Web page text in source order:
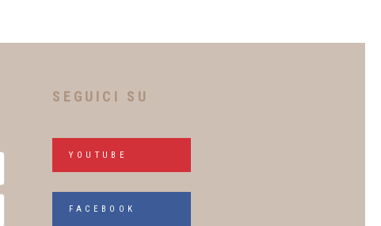
SEGUICI SU
YOUTUBE
FACEBOOK